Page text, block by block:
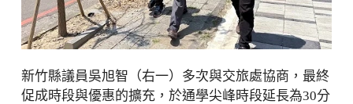
新竹縣議員吳旭智（右一）多次與交旅處協商，最終
促成時段與優惠的擴充，於通學尖峰時段延長為30分